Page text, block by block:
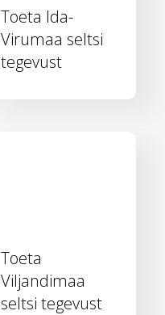
Toeta Ida-
Virumaa seltsi
tegevust
Toeta
Viljandimaa
seltsi tegevust